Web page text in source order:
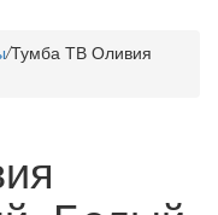
/Тумба ТВ Оливия